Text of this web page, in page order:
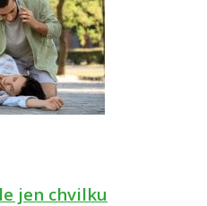
jen chvilku